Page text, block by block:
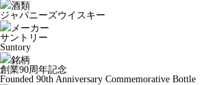
酒類
ジャパニーズウイスキー
メーカー
サントリー
Suntory
銘柄
創業90周年記念
Founded 90th Anniversary Commemorative Bottle